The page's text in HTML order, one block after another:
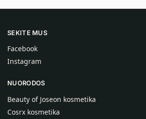
SEKITE MUS
Facebook
Instagram
NUORODOS
Beauty of Joseon kosmetika
Cosrx kosmetika